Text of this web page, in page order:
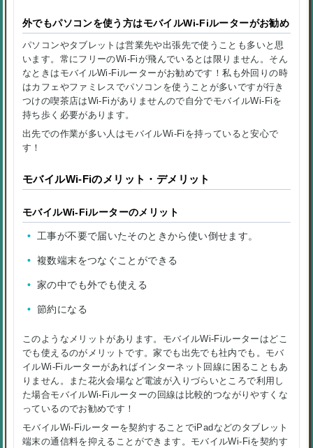
外でもパソコンを使う方はモバイルWi-Fiルーターがお勧め
パソコンやタブレットは営業先や出張先で使うことも多いと思
います。常にフリーのWi-Fiが飛んでいるとは限りません。そん
なときはモバイルWi-Fiルーターがお勧めです！私も外回りの時
はカフェやファミレスでパソコンを使うことが多いですが行き
つけの喫茶店はWi-Fiがありませんので自分でモバイルWi-Fiを
持ち歩く必要があります。
出先での作業が多い人はモバイルWi-Fiを持っていると安心で
す！
モバイルWi-Fiのメリット・デメリット
モバイルWi-Fiルーターのメリット
工事が不要で届いたそのときから使い倒せます。
複数端末をつなぐことができる
家の中でも外でも使える
節約になる
このようなメリットがあります。モバイルWi-Fiルーターはどこ
でも使えるのがメリットです。家でも出先でも社内でも。モバ
イルWi-Fiルーターがあればインターネット回線に困ることもあ
りません。また花火会場など電波が入りづらいところで利用し
た場合モバイルWi-Fiルーターの回線は比較的つながりやすくな
っているのでお勧めです！
モバイルWi-Fiルーターを契約することでiPadなどのタブレット
端末の通信料を抑えることができます。モバイルWi-Fiを契約す